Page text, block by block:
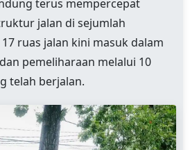
terus mempercepat
jalan di sejumlah
ruas jalan kini masuk dalam
pemeliharaan melalui 10
telah berjalan.